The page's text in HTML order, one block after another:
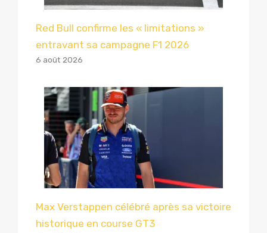
Red Bull confirme les « limitations »
entravant sa campagne F1 2026
6 août 2026
Max Verstappen célébré après sa victoire
historique en course GT3